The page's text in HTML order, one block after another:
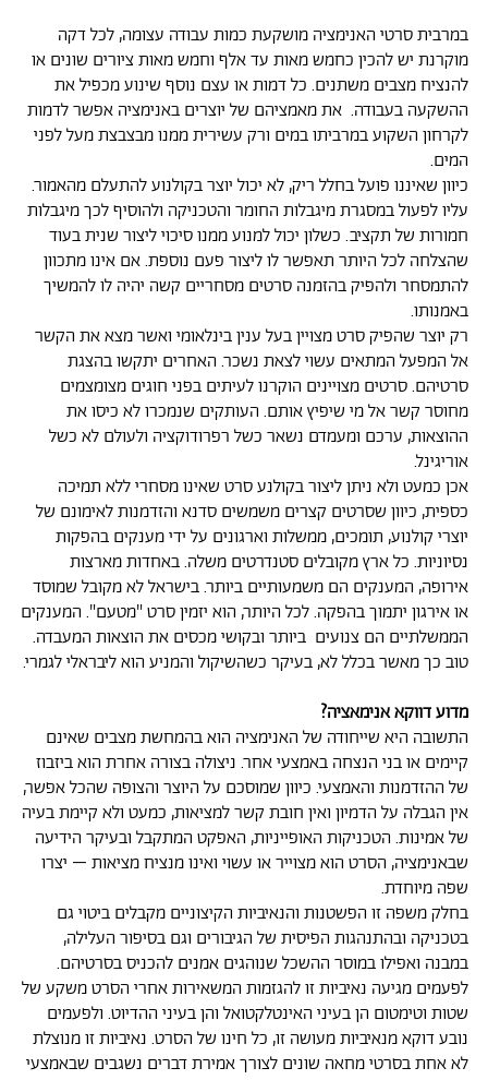
במרבית סרטי האנימציה מושקעת כמות עבודה עצומה, לכל דקה
מוקרנת יש להכין כחמש מאות עד אלף וחמש מאות ציורים שונים או
להנציח מצבים משתנים. כל דמות או עצם נוסף שינוע מכפיל את
ההשקעה בעבודה. את מאמציהם של יוצרים באנימציה אפשר לדמות
לקרחון השקוע במרביתו במים ורק עשירית ממנו מבצבצת מעל לפני
המים.
כיוון שאיננו פועל בחלל ריק, לא יכול יוצר בקולנוע להתעלם מהאמור.
עליו לפעול במסגרת מיגבלות החומר והטכניקה ולהוסיף לכך מיגבלות
חמורות של תקציב. כשלון יכול למנוע ממנו סיכוי ליצור שנית בעוד
שהצלחה לכל היותר תאפשר לו ליצור פעם נוספת. אם אינו מתכוון
להתמסחר ולהפיק בהזמנה סרטים מסחריים קשה יהיה לו להמשיך
באמנותו.
רק יוצר שהפיק סרט מצויין בעל ענין בינלאומי ואשר מצא את הקשר
אל המפעל המתאים עשוי לצאת נשכר. האחרים יתקשו בהצגת
סרטיהם. סרטים מצויינים הוקרנו לעיתים בפני חוגים מצומצמים
מחוסר קשר אל מי שיפיץ אותם. העותקים שנמכרו לא כיסו את
ההוצאות, ערכם ומעמדם נשאר כשל רפרודוקציה ולעולם לא כשל
אוריגינל.
אכן כמעט ולא ניתן ליצור בקולנע סרט שאינו מסחרי ללא תמיכה
כספית, כיוון שסרטים קצרים משמשים סדנא והזדמנות לאימונם של
יוצרי קולנוע, תומכים, ממשלות וארגונים על ידי מענקים בהפקות
נסיוניות. כל ארץ מקובלים סטנדרטים משלה. באחדות מארצות
אירופה, המענקים הם משמעותיים ביותר. בישראל לא מקובל שמוסד
או אירגון יתמוך בהפקה. לכל היותר, הוא יזמין סרט "מטעם". המענקים
הממשלתיים הם צנועים ביותר ובקושי מכסים את הוצאות המעבדה.
טוב כך מאשר בכלל לא, בעיקר כשהשיקול והמניע הוא ליבראלי לגמרי.
מדוע דווקא אנימאציה?
התשובה היא שייחודה של האנימציה הוא בהמחשת מצבים שאינם
קיימים או בני הנצחה באמצעי אחר. ניצולה בצורה אחרת הוא ביזבוז
של ההזדמנות והאמצעי. כיוון שמוסכם על היוצר והצופה שהכל אפשר,
אין הגבלה על הדמיון ואין חובת קשר למציאות, כמעט ולא קיימת בעיה
של אמינות. הטכניקות האופייניות, האפקט המתקבל ובעיקר הידיעה
שבאנימציה, הסרט הוא מצוייר או עשוי ואינו מנציח מציאות – יצרו
שפה מיוחדת.
בחלק משפה זו הפשטנות והנאיביות הקיצוניים מקבלים ביטוי גם
בטכניקה ובהתנהגות הפיסית של הגיבורים וגם בסיפור העלילה,
במבנה ואפילו במוסר ההשכל שנוהגים אמנים להכניס בסרטיהם.
לפעמים מגיעה נאיביות זו להגזמות המשאירות אחרי הסרט משקע של
שטות וטימטום הן בעיני האינטלקטואל והן בעיני ההדיוט. ולפעמים
נובע דוקא מנאיביות מעושה זו, כל חינו של הסרט. נאיביות זו מנוצלת
לא אחת בסרטי מחאה שונים לצורך אמירת דברים נשגבים שבאמצעי